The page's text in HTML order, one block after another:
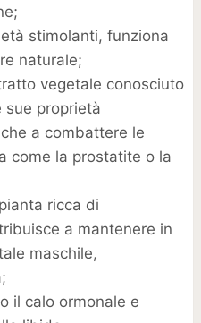
stimolanti, funziona
naturale;
vegetale conosciuto
sue proprietà
a combattere le
come la prostatite o la
ricca di
a mantenere in
maschile,
il calo ormonale e